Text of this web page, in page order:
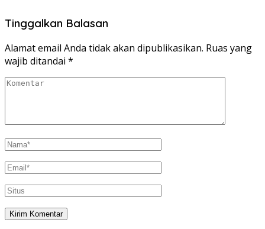
Tinggalkan Balasan
Alamat email Anda tidak akan dipublikasikan. Ruas yang
wajib ditandai *